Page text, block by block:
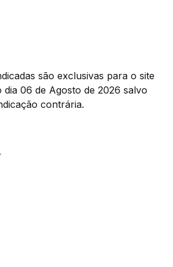
são exclusivas para o site
dia 06 de Agosto de 2026 salvo
contrária.